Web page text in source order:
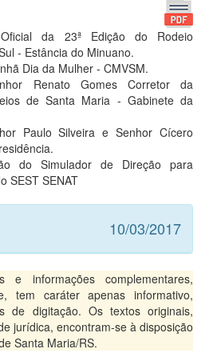
da 23ª Edição do Rodeio
- Estância do Minuano.
Dia da Mulher - CMVSM.
Renato Gomes Corretor da
de Santa Maria - Gabinete da
Paulo Silveira e Senhor Cícero
do Simulador de Direção para
SEST SENAT
10/03/2017
e informações complementares,
tem caráter apenas informativo,
de digitação. Os textos originais,
jurídica, encontram-se à disposição
Santa Maria/RS.